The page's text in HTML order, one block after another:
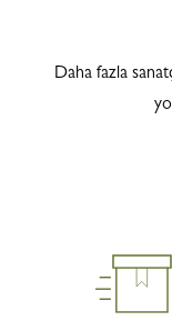
Daha fazla